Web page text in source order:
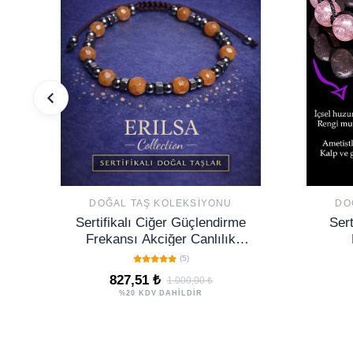
DOĞAL TAŞ KOLEKSIYONU
Sertifikalı Ciğer Güçlendirme
Frekansı Akciğer Canlılık
Destek Bilekliği – Turuncu
Aventurin Doğal
(5)
827,51 ₺ 1.000,00 ₺
%20 KDV DAHİLDİR